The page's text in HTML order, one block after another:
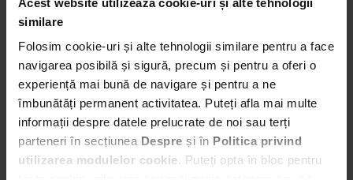
similare
Folosim cookie-uri și alte tehnologii similare pentru a face
navigarea posibilă și sigură, precum și pentru a oferi o
experiență mai bună de navigare și pentru a ne
îmbunătăți permanent activitatea. Puteți afla mai multe
informații despre datele prelucrate de noi sau terți
parteneri în secțiunea Despre și în Politica privind
utilizarea modulelor cookie. Puteți opta în bloc pentru